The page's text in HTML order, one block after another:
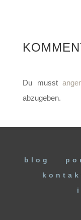
Du musst
abzugeben.
blog